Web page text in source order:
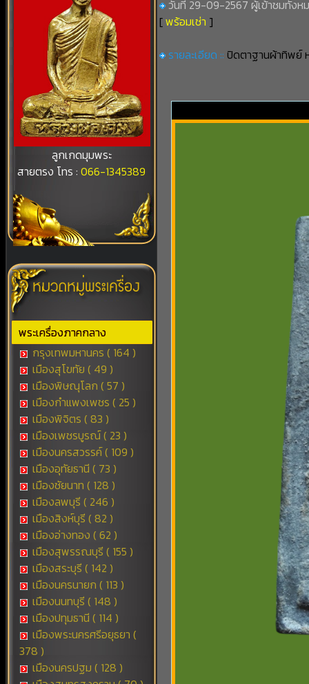
ลูกเกดมุมพระ
สายตรง โทร :066-1345389
พระเครื่องภาคกลาง
กรุงเทพมหานคร ( 164 )
เมืองสุโขทัย ( 49 )
เมืองพิษณุโลก ( 57 )
เมืองกำแพงเพชร ( 25 )
เมืองพิจิตร ( 83 )
เมืองเพชรบูรณ์ ( 23 )
เมืองนครสวรรค์ ( 109 )
เมืองอุทัยธานี ( 73 )
เมืองชัยนาท ( 128 )
เมืองลพบุรี ( 246 )
เมืองสิงห์บุรี ( 82 )
เมืองอ่างทอง ( 62 )
เมืองสุพรรณบุรี ( 155 )
เมืองสระบุรี ( 142 )
เมืองนครนายก ( 113 )
เมืองนนทบุรี ( 148 )
เมืองปทุมธานี ( 114 )
เมืองพระนครศรีอยุธยา (
378 )
เมืองนครปฐม ( 128 )
วันที่ 29-09-2567 ผู้เข้าชมทั้งห
[พร้อมเช่า ]
รายละเอียด :: ปิดตาฐานผ้าทิพย์